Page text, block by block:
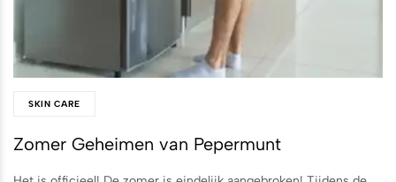
SKIN CARE
Zomer Geheimen van Pepermunt